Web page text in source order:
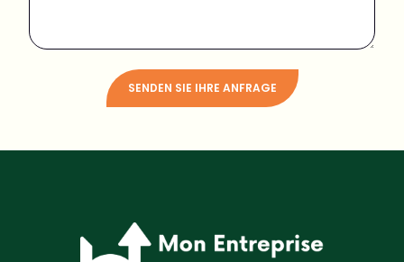
SENDEN SIE IHRE ANFRAGE